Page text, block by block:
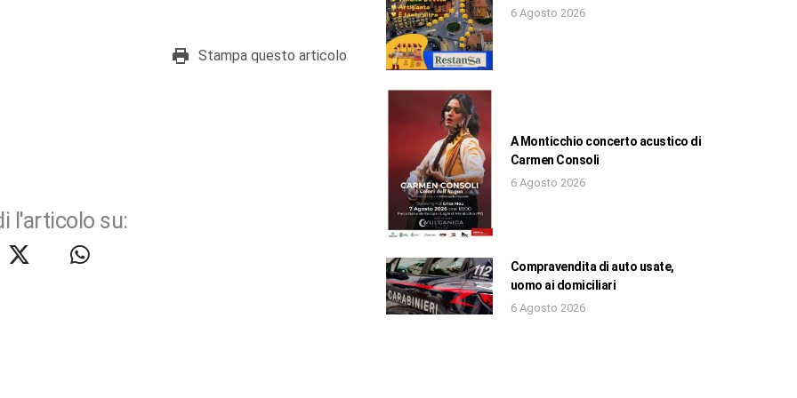
Stampa questo articolo
l'articolo su:
6 Agosto 2026
A Monticchio concerto acustico di
Carmen Consoli
6 Agosto 2026
Compravendita di auto usate,
uomo ai domiciliari
6 Agosto 2026